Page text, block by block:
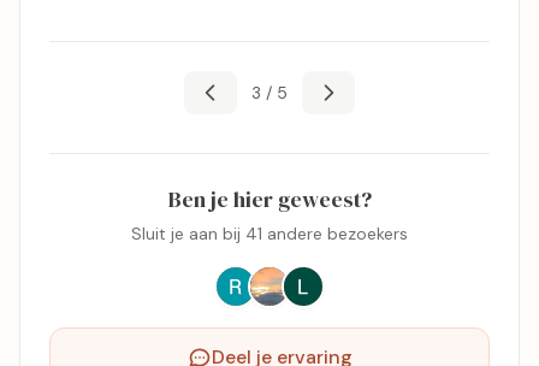
3 / 5
Ben je hier geweest?
Sluit je aan bij 41 andere bezoekers
Deel je ervaring